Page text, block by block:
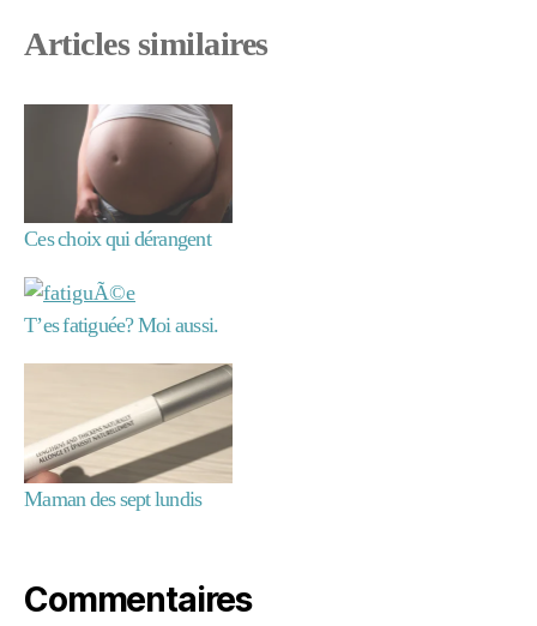
Articles similaires
Ces choix qui dérangent
T’es fatiguée? Moi aussi.
Maman des sept lundis
Commentaires